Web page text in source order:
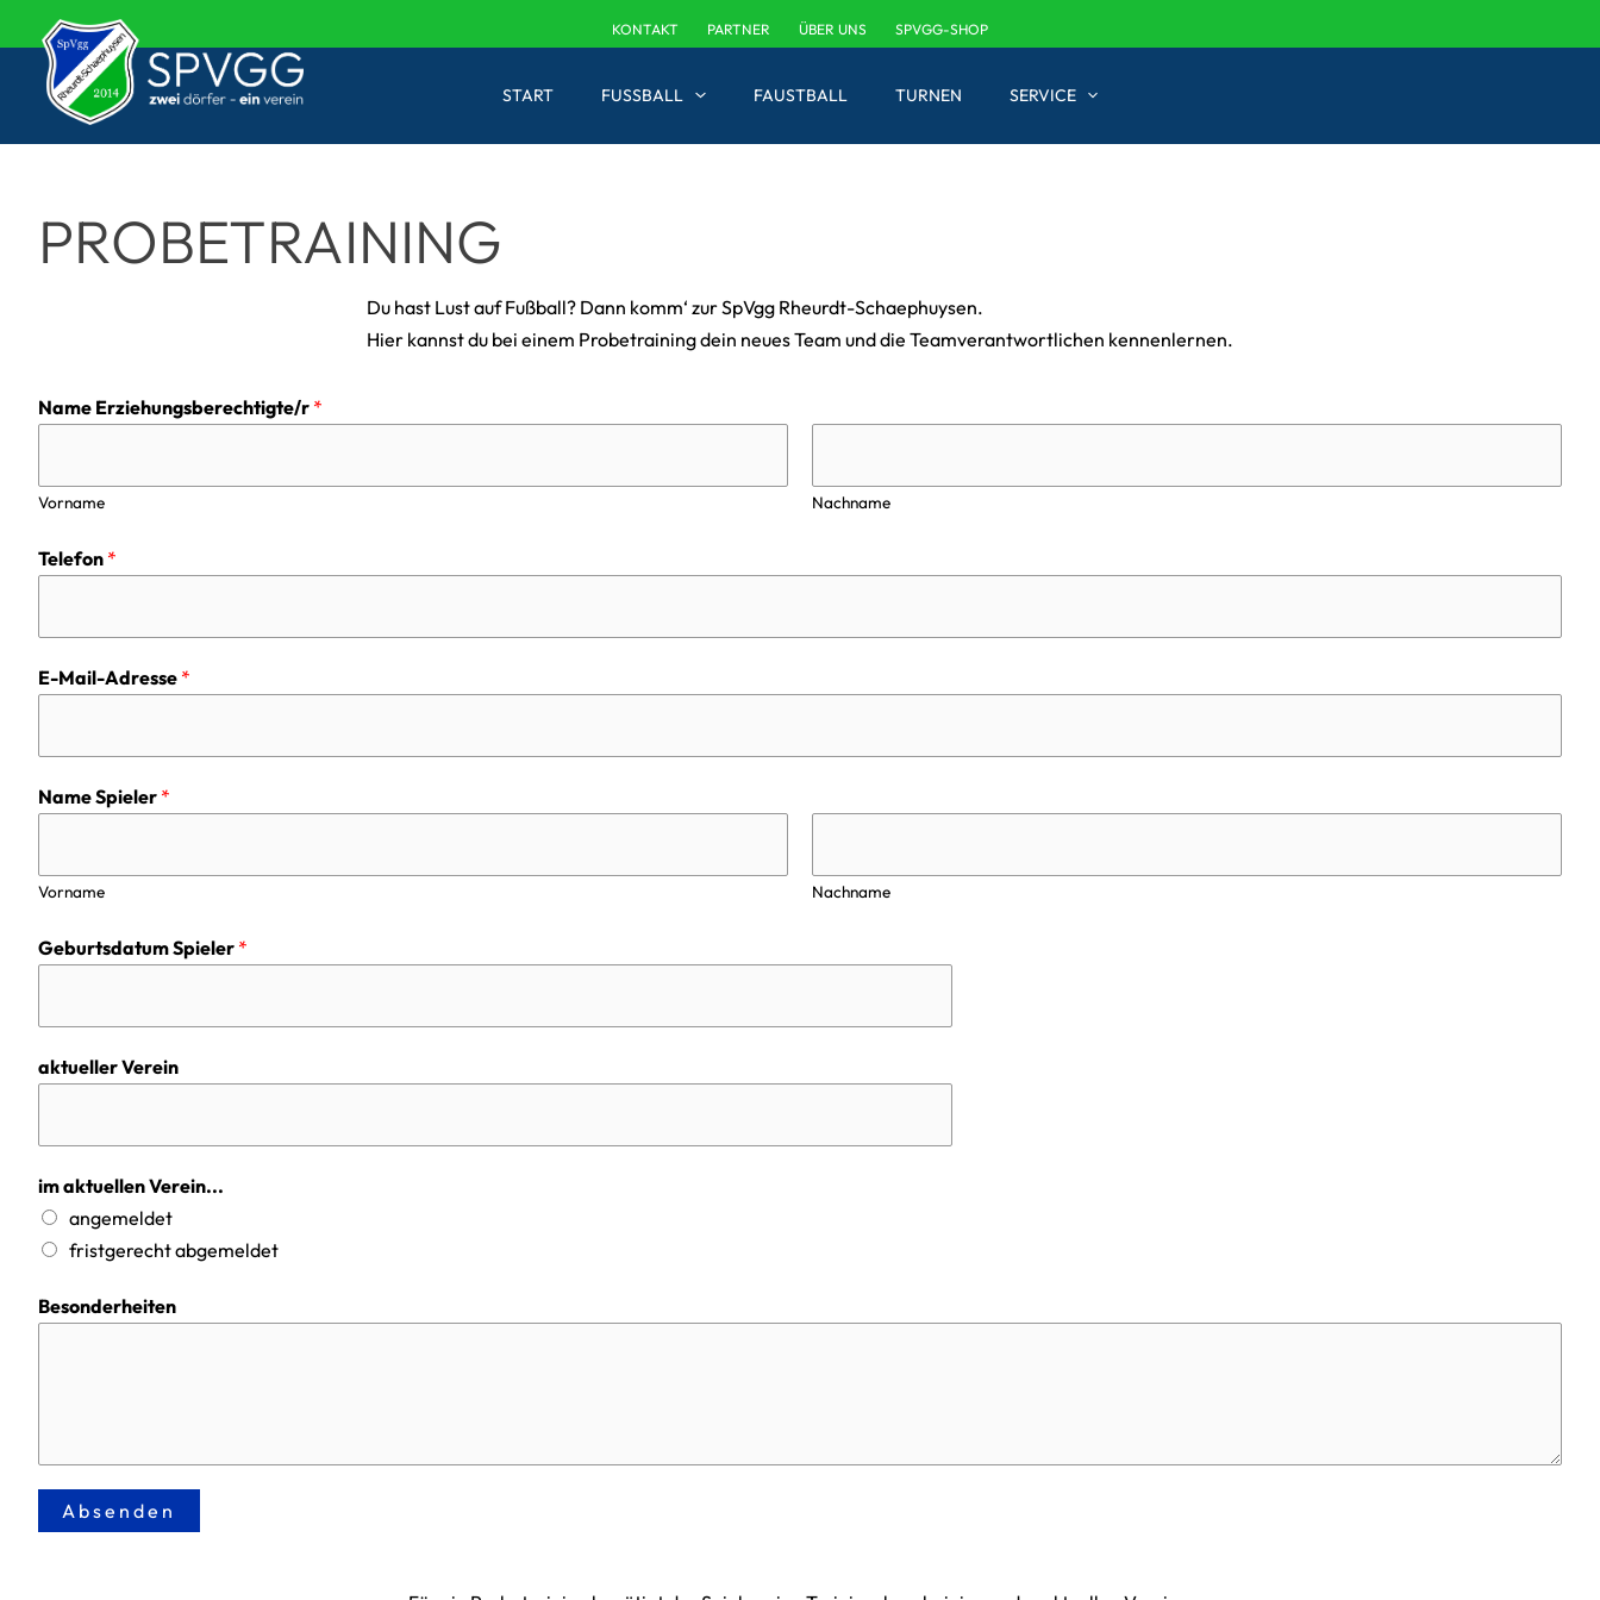
Inhalt
springen
KONTAKT PARTNER ÜBER UNS SPVGG-SHOP
START FUSSBALL FAUSTBALL TURNEN SERVICE
PROBETRAINING
Du hast Lust auf Fußball? Dann komm‘ zur SpVgg Rheurdt-Schaephuysen.
Hier kannst du bei einem Probetraining dein neues Team und die Teamverantwortlichen kennenlernen.
Name Erziehungsberechtigte/r *
Vorname Nachname
Telefon *
E-Mail-Adresse *
Name Spieler *
Vorname Nachname
Geburtsdatum Spieler *
aktueller Verein
im aktuellen Verein...
angemeldet
fristgerecht abgemeldet
Besonderheiten
Absenden